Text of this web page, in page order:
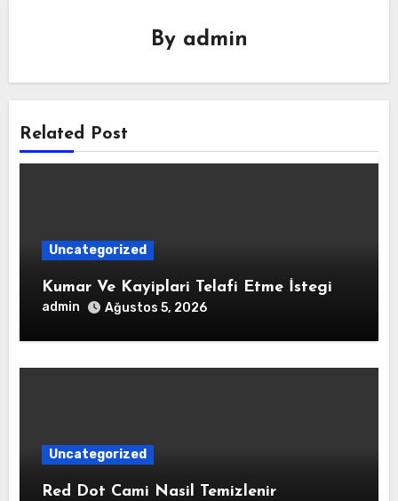
By admin
Related Post
Uncategorized
Kumar Ve Kayiplari Telafi Etme İstegi
admin Ağustos 5, 2026
Uncategorized
Red Dot Cami Nasil Temizlenir